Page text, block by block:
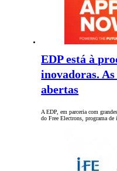
EDP está à
inovadoras.
abertas
A EDP, em parceria com
do Free Electrons, programa